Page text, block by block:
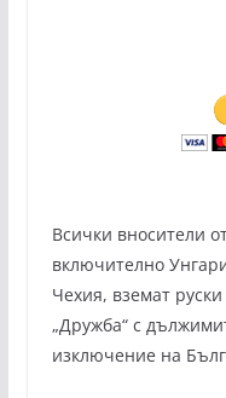
Всички вносители
включително
Чехия, вземат
„Дружба“ с
изключение на